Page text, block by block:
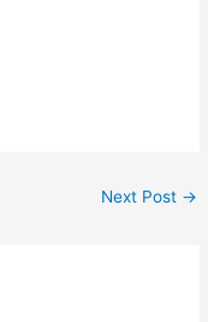
Next Post →